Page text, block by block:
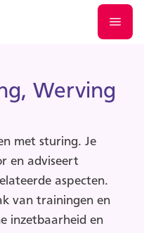
Werving
met sturing. Je
en adviseert
aspecten.
van trainingen en
inzetbaarheid en